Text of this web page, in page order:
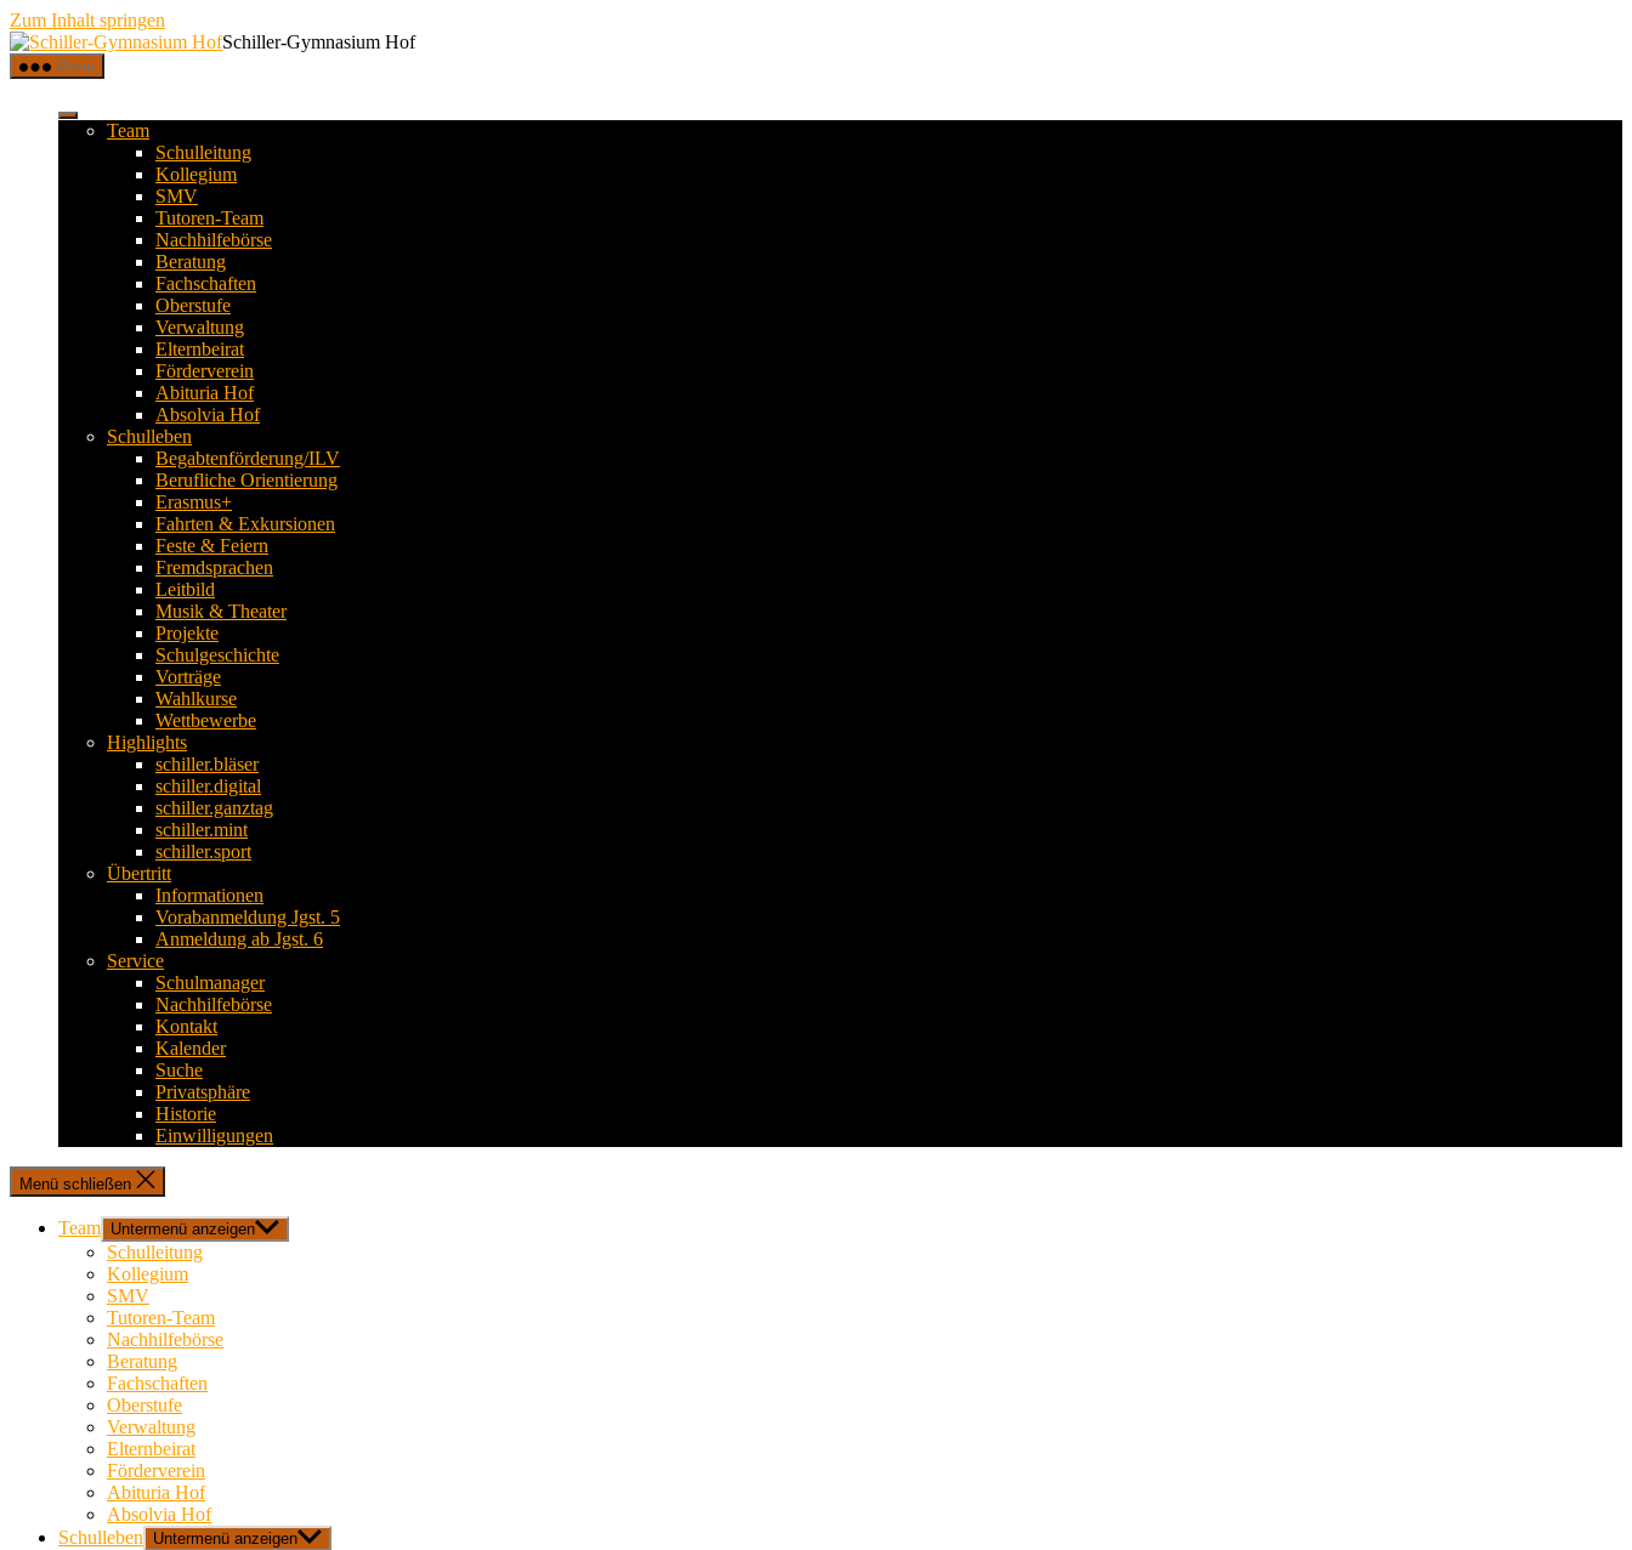
Zum Inhalt springen
Schiller-Gymnasium Hof
Menü
Team
Schulleitung
Kollegium
SMV
Tutoren-Team
Nachhilfebörse
Beratung
Fachschaften
Oberstufe
Verwaltung
Elternbeirat
Förderverein
Abituria Hof
Absolvia Hof
Schulleben
Begabtenförderung/ILV
Berufliche Orientierung
Erasmus+
Fahrten & Exkursionen
Feste & Feiern
Fremdsprachen
Leitbild
Musik & Theater
Projekte
Schulgeschichte
Vorträge
Wahlkurse
Wettbewerbe
Highlights
schiller.bläser
schiller.digital
schiller.ganztag
schiller.mint
schiller.sport
Übertritt
Informationen
Vorabanmeldung Jgst. 5
Anmeldung ab Jgst. 6
Service
Schulmanager
Nachhilfebörse
Kontakt
Kalender
Suche
Privatsphäre
Historie
Einwilligungen
Menü schließen
Team Untermenü anzeigen
Schulleitung
Kollegium
SMV
Tutoren-Team
Nachhilfebörse
Beratung
Fachschaften
Oberstufe
Verwaltung
Elternbeirat
Förderverein
Abituria Hof
Absolvia Hof
Schulleben
Untermenü anzeigen